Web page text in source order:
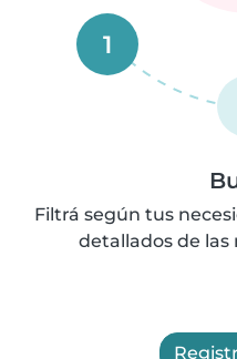
1
Filtrá según tus
detallados de las